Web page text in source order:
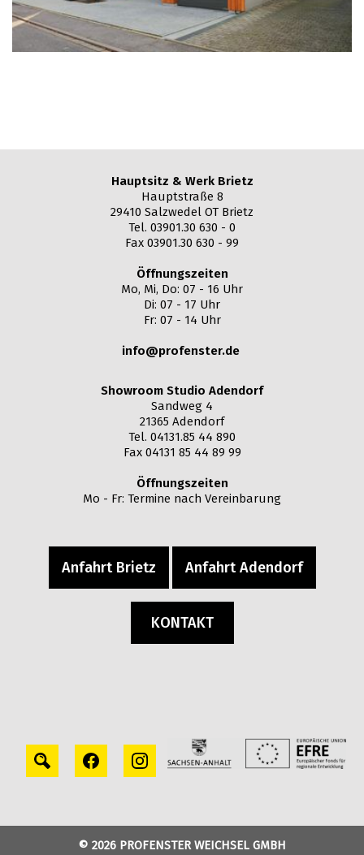
Hauptsitz & Werk Brietz
Hauptstraße 8
29410 Salzwedel OT Brietz
Tel. 03901.30 630 - 0
Fax 03901.30 630 - 99
Öffnungszeiten
Mo, Mi, Do: 07 - 16 Uhr
Di: 07 - 17 Uhr
Fr: 07 - 14 Uhr
info@profenster.de
Showroom Studio Adendorf
Sandweg 4
21365 Adendorf
Tel. 04131.85 44 890
Fax 04131 85 44 89 99
Öffnungszeiten
Mo - Fr: Termine nach Vereinbarung
Anfahrt Brietz Anfahrt Adendorf
KONTAKT
© 2026 PROFENSTER WEICHSEL GMBH